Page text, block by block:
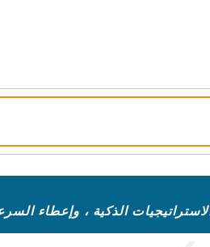
الذكية ، وإعطاء